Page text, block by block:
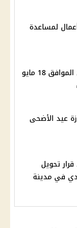
لمساعدة
أخبار الحكومة اليوم الإثنين الموافق 18 مايو
عيد الأضحى
تحويل
في مدينة